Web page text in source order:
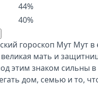
44%
40%
гороскоп Мут Мут в
мать и
этим знаком сильны в
дом, семью и то,